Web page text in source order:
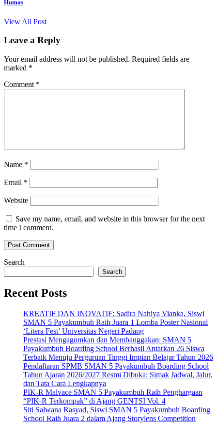
Humas
View All Post
Leave a Reply
Your email address will not be published. Required fields are
marked *
Comment *
Name *
Email *
Website
Save my name, email, and website in this browser for the next
time I comment.
Search
Search
Recent Posts
KREATIF DAN INOVATIF: Sadira Nahiya Vianka, Siswi
SMAN 5 Payakumbuh Raih Juara 1 Lomba Poster Nasional
‘Litera Fest’ Universitas Negeri Padang
Prestasi Mengagumkan dan Membanggakan: SMAN 5
Payakumbuh Boarding School Berhasil Antarkan 26 Siswa
Terbaik Menuju Perguruan Tinggi Impian Belajar Tahun 2026
Pendaftaran SPMB SMAN 5 Payakumbuh Boarding School
Tahun Ajaran 2026/2027 Resmi Dibuka: Simak Jadwal, Jalur,
dan Tata Cara Lengkapnya
PIK-R Malvace SMAN 5 Payakumbuh Raih Penghargaan
“PIK-R Terkompak” di Ajang GENTSI Vol. 4
Siti Salwana Rasyad, Siswi SMAN 5 Payakumbuh Boarding
School Raih Juara 2 dalam Ajang Storylens Competition